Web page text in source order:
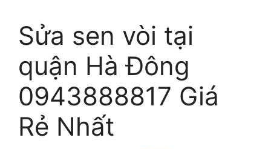
Sửa sen vòi tại
quận Hà Đông
0943888817 Giá
Rẻ Nhất